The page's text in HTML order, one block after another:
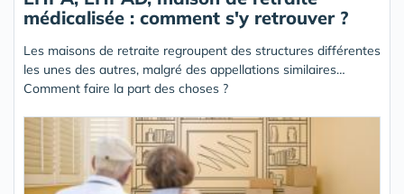
médicalisée : comment s'y retrouver ?
Les maisons de retraite regroupent des structures différentes
les unes des autres, malgré des appellations similaires…
Comment faire la part des choses ?